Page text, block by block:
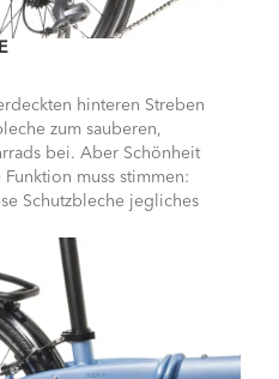
hinteren Streben
zum sauberen,
bei. Aber Schönheit
muss stimmen:
Schutzbleche jegliches